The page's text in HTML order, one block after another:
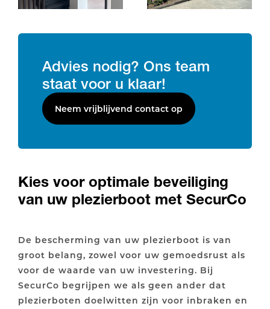
Advies nodig? Ons team
staat voor u klaar!
Neem vrijblijvend contact op
Kies voor optimale beveiliging
van uw plezierboot met SecurCo
De bescherming van uw plezierboot is van
groot belang, zowel voor uw gemoedsrust als
voor de waarde van uw investering. Bij
SecurCo begrijpen we als geen ander dat
plezierboten doelwitten zijn voor inbraken en